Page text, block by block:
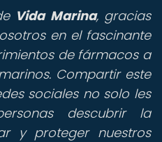
Vida Marina,gracias
en el fascinante
de fármacos a
Compartir este
sociales no solo les
descubrir la
y proteger nuestros